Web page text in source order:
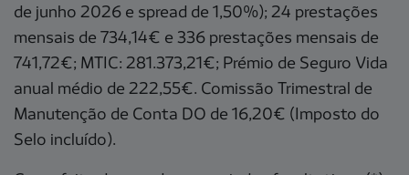
de junho 2026 e spread de 1,50%); 24 prestações
mensais de 734,14€ e 336 prestações mensais de
741,72€; MTIC: 281.373,21€; Prémio de Seguro Vida
anual médio de 222,55€. Comissão Trimestral de
Manutenção de Conta DO de 16,20€ (Imposto do
Selo incluído).